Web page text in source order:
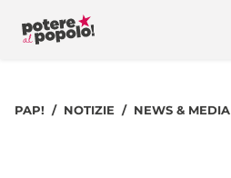
PAP! NOTIZIE NEWS & MEDIA